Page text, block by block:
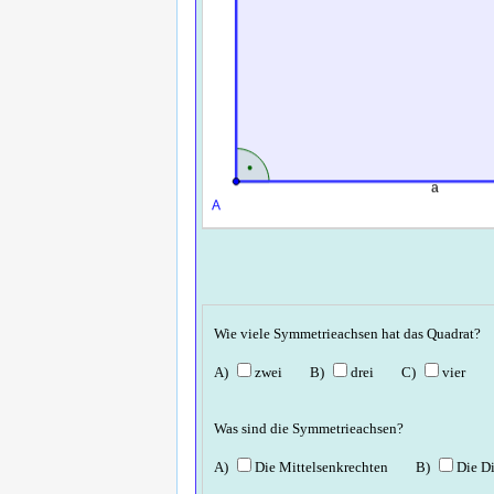
Wie viele Symmetrieachsen hat das Quadrat?
zwei drei vier
Was sind die Symmetrieachsen?
Die Mittelsenkrechten Die